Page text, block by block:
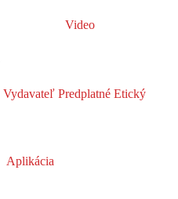
Video
Vydavateľ Predplatné Etický
Aplikácia